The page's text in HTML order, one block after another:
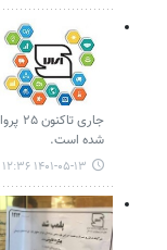
شده است.
۱۴۰۱-۰۵-۱۳ ۱۲:۳۶